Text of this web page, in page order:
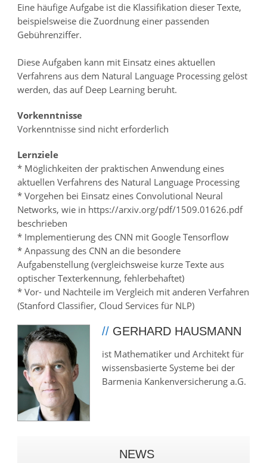
Eine häufige Aufgabe ist die Klassifikation dieser Texte,
beispielsweise die Zuordnung einer passenden
Gebührenziffer.
Diese Aufgaben kann mit Einsatz eines aktuellen
Verfahrens aus dem Natural Language Processing gelöst
werden, das auf Deep Learning beruht.
Vorkenntnisse
Vorkenntnisse sind nicht erforderlich
Lernziele
* Möglichkeiten der praktischen Anwendung eines
aktuellen Verfahrens des Natural Language Processing
* Vorgehen bei Einsatz eines Convolutional Neural
Networks, wie in https://arxiv.org/pdf/1509.01626.pdf
beschrieben
* Implementierung des CNN mit Google Tensorflow
* Anpassung des CNN an die besondere
Aufgabenstellung (vergleichsweise kurze Texte aus
optischer Texterkennung, fehlerbehaftet)
* Vor- und Nachteile im Vergleich mit anderen Verfahren
(Stanford Classifier, Cloud Services für NLP)
// GERHARD HAUSMANN
ist Mathematiker und Architekt für
wissensbasierte Systeme bei der
Barmenia Kankenversicherung a.G.
NEWS